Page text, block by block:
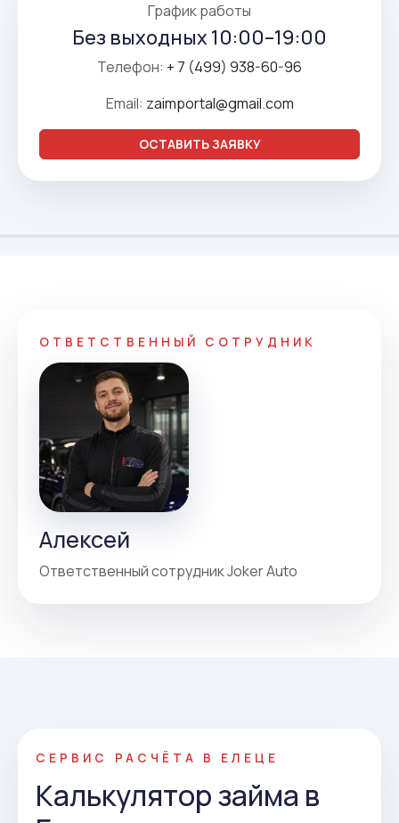
График работы
Без выходных 10:00–19:00
Телефон: + 7 (499) 938-60-96
Email: zaimportal@gmail.com
ОСТАВИТЬ ЗАЯВКУ
ОТВЕТСТВЕННЫЙ СОТРУДНИК
Алексей
Ответственный сотрудник Joker Auto
СЕРВИС РАСЧЁТА В ЕЛЕЦЕ
Калькулятор займа в